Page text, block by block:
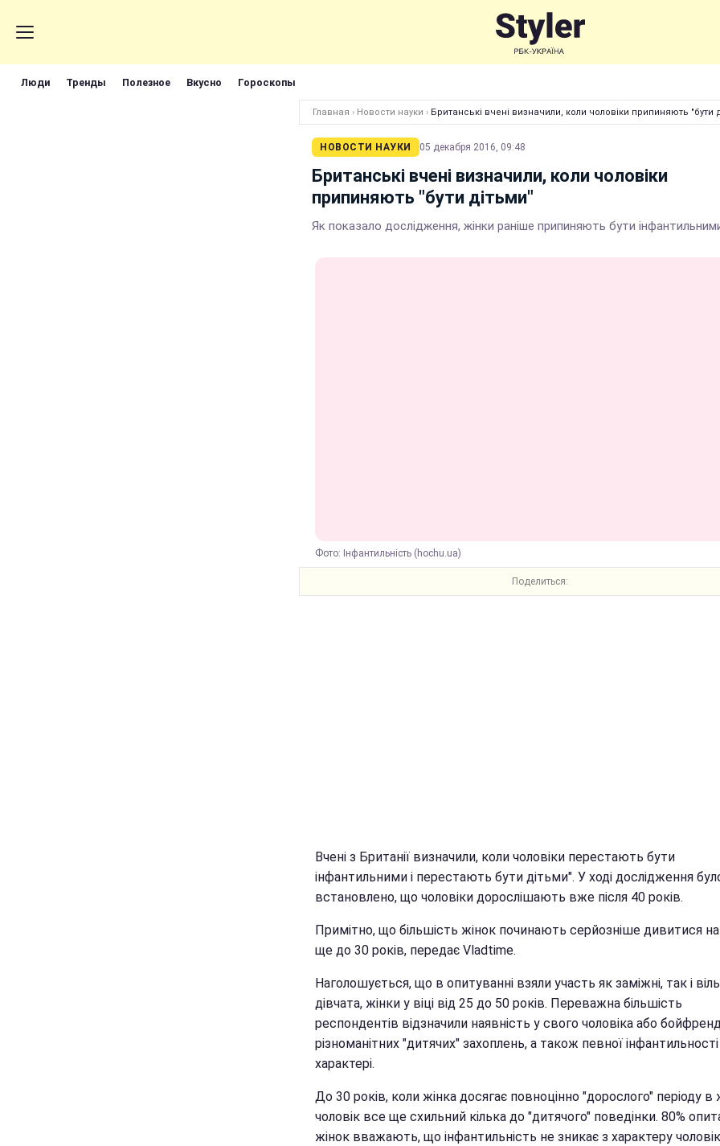
Люди Тренды Полезное Вкусно Гороскопы
Главная › Новости науки › Британські вчені визначили, коли чоловіки припиняють "бути
НОВОСТИ НАУКИ 05 декабря 2016, 09:48
Британські вчені визначили, коли чоловіки
припиняють "бути дітьми"
Як показало дослідження, жінки раніше припиняють бути
Фото: Інфантильність (hochu.ua)
Поделиться:
Вчені з Британії визначили, коли чоловіки перестають бути
інфантильними і перестають бути дітьми". У ході дослідження
встановлено, що чоловіки дорослішають вже після 40 років.
Примітно, що більшість жінок починають серйозніше дивитися
ще до 30 років, передає Vladtime.
Наголошується, що в опитуванні взяли участь як заміжні, так і
дівчата, жінки у віці від 25 до 50 років. Переважна більшість
респондентів відзначили наявність у свого чоловіка або
різноманітних "дитячих" захоплень, а також певної
характері.
До 30 років, коли жінка досягає повноцінно "дорослого" періоду в
чоловік все ще схильний кілька до "дитячого" поведінки. 80%
жінок вважають, що інфантильність не зникає з характеру